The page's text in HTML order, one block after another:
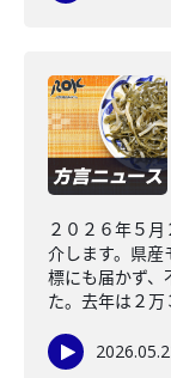
２０２６年５
介します。県産
標にも届かず、
た。去年は２万